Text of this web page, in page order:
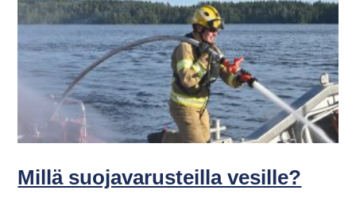
Millä suojavarusteilla vesille?